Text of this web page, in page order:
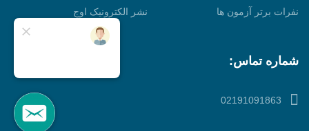
نفرات برتر آزمون ها نشر الکترونیک اوج
شماره تماس:
02191091863